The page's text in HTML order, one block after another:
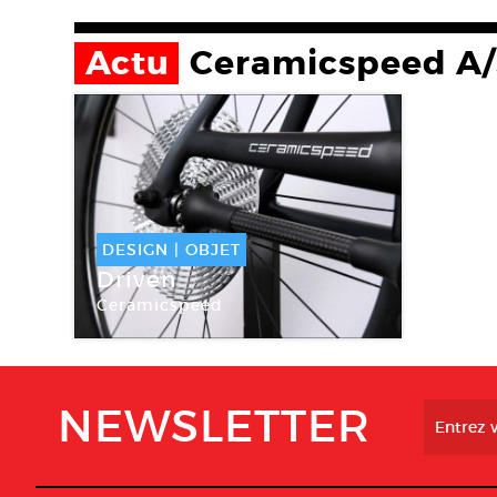
Actu Ceramicspeed
DESIGN OBJET
Driven
Ceramicspeed
Ceramicspeed A/S
NEWSLETTER